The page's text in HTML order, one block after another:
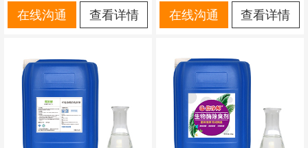
在线沟通 查看详情 在线沟通 查看详情